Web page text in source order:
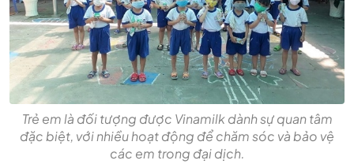
Trẻ em là đối tượng được Vinamilk dành sự quan tâm
đặc biệt, với nhiều hoạt động để chăm sóc và bảo vệ
các em trong đại dịch.